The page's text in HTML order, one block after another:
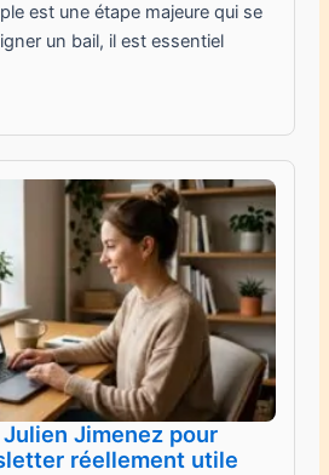
est une étape majeure qui se
un bail, il est essentiel
Jimenez pour
réellement utile